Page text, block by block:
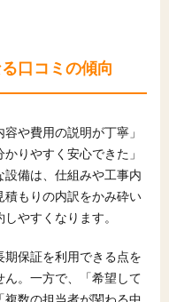
口コミの傾向
や費用の説明が丁寧」
りやすく安心できた」
備は、仕組みや工事内
もりの内訳をかみ砕い
やすくなります。
期保証を利用できる点を
ん。一方で、「希望して
数の担当者が関わる中